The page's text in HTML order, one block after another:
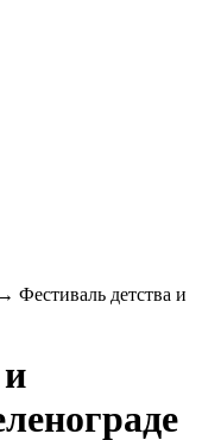
→ Фестиваль детства и